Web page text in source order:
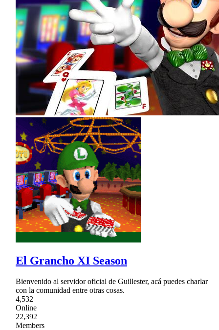
El Grancho XI Season
Bienvenido al servidor oficial de Guillester, acá puedes charlar
con la comunidad entre otras cosas.
4,532
Online
22,392
Members